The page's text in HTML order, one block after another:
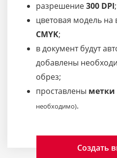
разрешение300 DPI;
цветовая модель на
CMYK;
в документ будут
добавлены
обрез;
проставлены метки
необходимо).
Создать